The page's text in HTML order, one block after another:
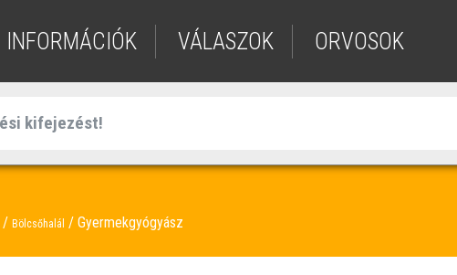
INFORMÁCIÓK VÁLASZOK ORVOSOK
Bölcsőhalál Gyermekgyógyász